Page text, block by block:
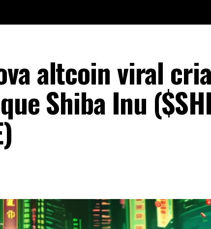
altcoin viral
Shiba Inu